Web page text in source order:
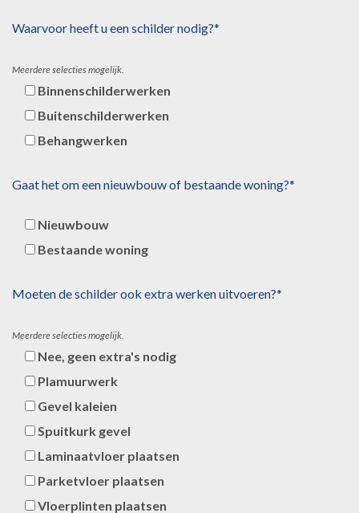
Waarvoor heeft u een schilder nodig?*
Meerdere selecties mogelijk.
Binnenschilderwerken
Buitenschilderwerken
Behangwerken
Gaat het om een nieuwbouw of bestaande woning?*
Nieuwbouw
Bestaande woning
Moeten de schilder ook extra werken uitvoeren?*
Meerdere selecties mogelijk.
Nee, geen extra's nodig
Plamuurwerk
Gevel kaleien
Spuitkurk gevel
Laminaatvloer plaatsen
Parketvloer plaatsen
Vloerplinten plaatsen